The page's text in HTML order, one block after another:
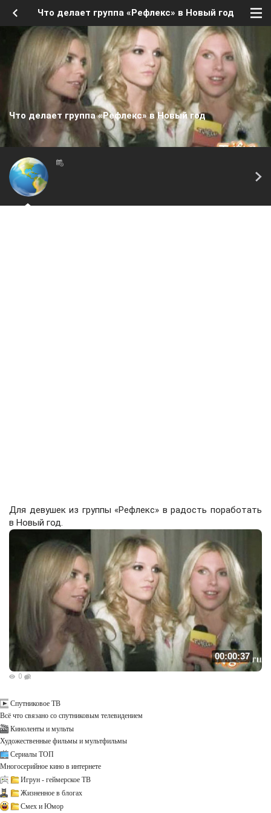
Что делает группа «Рефлекс» в Новый год
Что делает группа «Рефлекс» в Новый год
Для девушек из группы «Рефлекс» в радость поработать
в Новый год.
00:00:37
0
Спутниковое ТВ
Всё что связано со спутниковым телевидением
Киноленты и мульты
Художественные фильмы и мультфильмы
Сериалы ТОП
Многосерийное кино в интернете
Игрун - геймерское ТВ
Жизненное в блогах
Смех и Юмор